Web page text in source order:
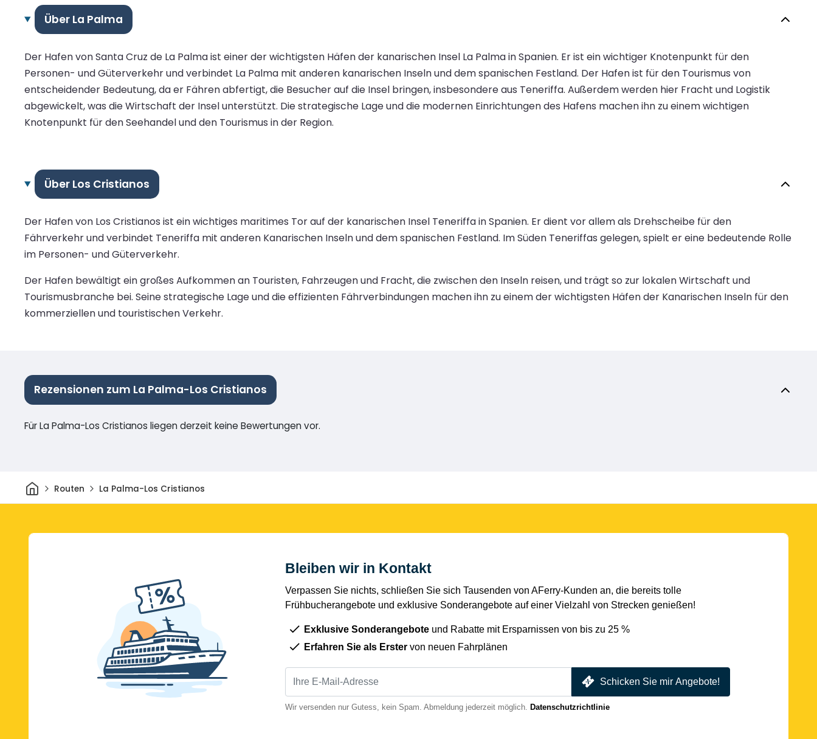
Über La Palma
Der Hafen von Santa Cruz de La Palma ist einer der wichtigsten Häfen der kanarischen Insel La Palma in Spanien. Er ist ein wichtiger Knotenpunkt für den
Personen- und Güterverkehr und verbindet La Palma mit anderen kanarischen Inseln und dem spanischen Festland. Der Hafen ist für den Tourismus von
entscheidender Bedeutung, da er Fähren abfertigt, die Besucher auf die Insel bringen, insbesondere aus Teneriffa. Außerdem werden hier Fracht und Logistik
abgewickelt, was die Wirtschaft der Insel unterstützt. Die strategische Lage und die modernen Einrichtungen des Hafens machen ihn zu einem wichtigen
Knotenpunkt für den Seehandel und den Tourismus in der Region.
Über Los Cristianos
Der Hafen von Los Cristianos ist ein wichtiges maritimes Tor auf der kanarischen Insel Teneriffa in Spanien. Er dient vor allem als Drehscheibe für den
Fährverkehr und verbindet Teneriffa mit anderen Kanarischen Inseln und dem spanischen Festland. Im Süden Teneriffas gelegen, spielt er eine bedeutende Rolle
im Personen- und Güterverkehr.
Der Hafen bewältigt ein großes Aufkommen an Touristen, Fahrzeugen und Fracht, die zwischen den Inseln reisen, und trägt so zur lokalen Wirtschaft und
Tourismusbranche bei. Seine strategische Lage und die effizienten Fährverbindungen machen ihn zu einem der wichtigsten Häfen der Kanarischen Inseln für den
kommerziellen und touristischen Verkehr.
Rezensionen zum La Palma-Los Cristianos
Für La Palma-Los Cristianos liegen derzeit keine Bewertungen vor.
HeimRouten La Palma-Los Cristianos
Bleiben wir in Kontakt
Verpassen Sie nichts, schließen Sie sich Tausenden von AFerry-Kunden an, die bereits tolle
Frühbucherangebote und exklusive Sonderangebote auf einer Vielzahl von Strecken genießen!
Exklusive Sonderangebote und Rabatte mit Ersparnissen von bis zu 25 %
Erfahren Sie als Erster von neuen Fahrplänen
Schicken Sie mir Angebote!
Wir versenden nur Gutess, kein Spam. Abmeldung jederzeit möglich. Datenschutzrichtlinie